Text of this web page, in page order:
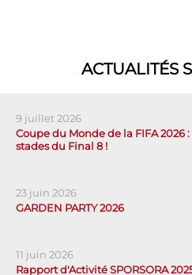
ACTUALITÉS
9 juillet 2026
Coupe du Monde de la FIFA 2026
stades du Final 8 !
23 juin 2026
GARDEN PARTY 2026
11 juin 2026
Rapport d'Activité SPORSORA